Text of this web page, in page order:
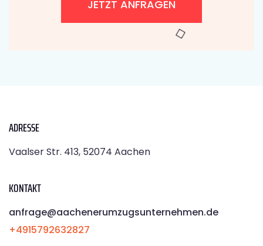
JETZT ANFRAGEN
ADRESSE
Vaalser Str. 413, 52074 Aachen
KONTAKT
anfrage@aachenerumzugsunternehmen.de
+4915792632827